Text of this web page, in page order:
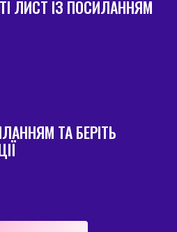
ЛИСТ ІЗ ПОСИЛАННЯМ
ТА БЕРІТЬ